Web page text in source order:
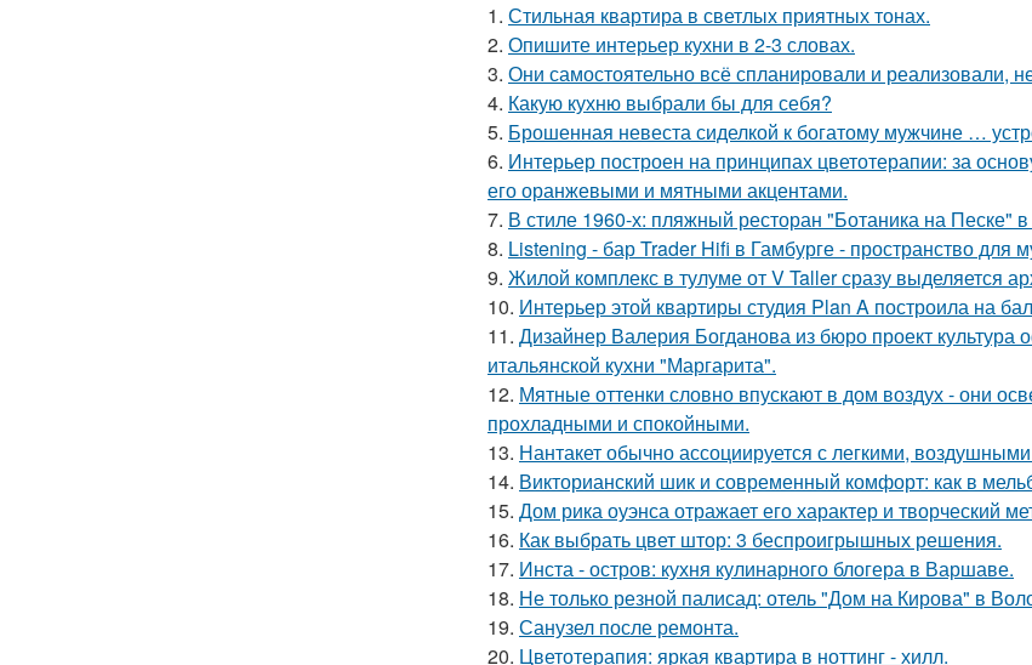
1. Стильная квартира в светлых приятных тонах.
2. Опишите интерьер кухни в 2-3 словах.
3. Они самостоятельно всё спланировали и реализовали,
4. Какую кухню выбрали бы для себя?
5. Брошенная невеста сиделкой к богатому мужчине …
6. Интерьер построен на принципах цветотерапии: за
его оранжевыми и мятными акцентами.
7. В стиле 1960-х: пляжный ресторан "Ботаника на Песке"
8. Listening - бар Trader Hifi в Гамбурге - пространство для
9. Жилой комплекс в тулуме от V Taller сразу выделяется
10. Интерьер этой квартиры студия Plan A построила на
11. Дизайнер Валерия Богданова из бюро проект
итальянской кухни "Маргарита".
12. Мятные оттенки словно впускают в дом воздух - они
прохладными и спокойными.
13. Нантакет обычно ассоциируется с легкими,
14. Викторианский шик и современный комфорт: как в
15. Дом рика оуэнса отражает его характер и творческий
16. Как выбрать цвет штор: 3 беспроигрышных решения.
17. Инста - остров: кухня кулинарного блогера в Варшаве.
18. Не только резной палисад: отель "Дом на Кирова" в
19. Санузел после ремонта.
20. Цветотерапия: яркая квартира в ноттинг - хилл.